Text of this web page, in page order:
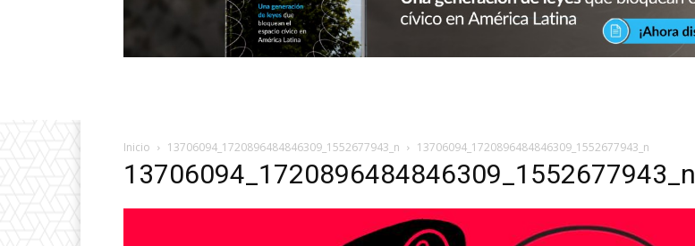
Inicio 13706094_1720896484846309_1552677943_n 13706094_1720896484846309_1552677943_n
13706094_1720896484846309_1552677943_n